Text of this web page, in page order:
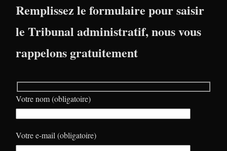
Remplissez le formulaire pour saisir
le Tribunal administratif, nous vous
rappelons gratuitement
Votre nom (obligatoire)
Votre e-mail (obligatoire)